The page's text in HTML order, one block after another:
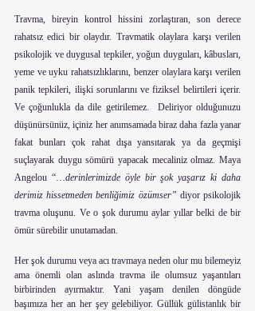
Travma, bireyin kontrol hissini zorlaştıran, son derece
rahatsız edici bir olaydır. Travmatik olaylara karşı verilen
psikolojik ve duygusal tepkiler, yoğun duyguları, kâbusları,
yeme ve uyku rahatsızlıklarını, benzer olaylara karşı verilen
panik tepkileri, ilişki sorunlarını ve fiziksel belirtileri içerir.
Ve çoğunlukla da dile getirilemez.  Deliriyor olduğunuzu
düşünürsünüz, içiniz her anımsamada biraz daha fazla yanar
fakat bunları çok rahat dışa yansıtarak ya da geçmişi
suçlayarak duygu sömürü yapacak mecaliniz olmaz. Maya
Angelou “…derinlerimizde öyle bir şok yaşarız ki daha
derimiz hissetmeden benliğimiz özümser” diyor psikolojik
travma oluşunu. Ve o şok durumu aylar yıllar belki de bir
ömür sürebilir unutamadan.
Her şok durumu veya acı travmaya neden olur mu bilemeyiz
ama önemli olan aslında travma ile olumsuz yaşantıları
birbirinden ayırmaktır. Yani yaşam denilen döngüde
başımıza her an her şey gelebiliyor. Güllük gülistanlık bir